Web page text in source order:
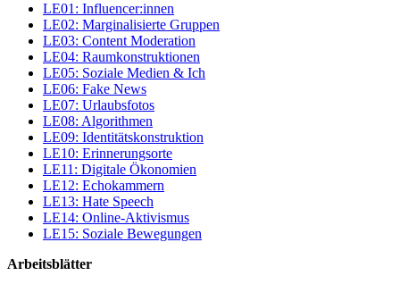
LE01: Influencer:innen
LE02: Marginalisierte Gruppen
LE03: Content Moderation
LE04: Raumkonstruktionen
LE05: Soziale Medien & Ich
LE06: Fake News
LE07: Urlaubsfotos
LE08: Algorithmen
LE09: Identitätskonstruktion
LE10: Erinnerungsorte
LE11: Digitale Ökonomien
LE12: Echokammern
LE13: Hate Speech
LE14: Online-Aktivismus
LE15: Soziale Bewegungen
Arbeitsblätter